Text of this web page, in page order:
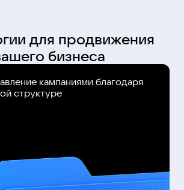
для продвижения
бизнеса
кампаниями благодаря
структуре